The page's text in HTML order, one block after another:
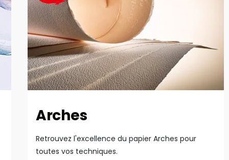
Arches
Retrouvez l'excellence du papier Arches pour
toutes vos techniques.